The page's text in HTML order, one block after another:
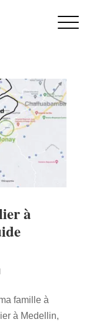
à
famille à
à Medellin,